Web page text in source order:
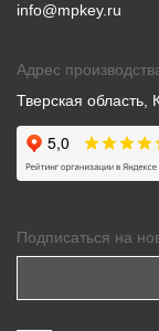
info@mpkey.ru
Адрес
Тверская
Подписаться на